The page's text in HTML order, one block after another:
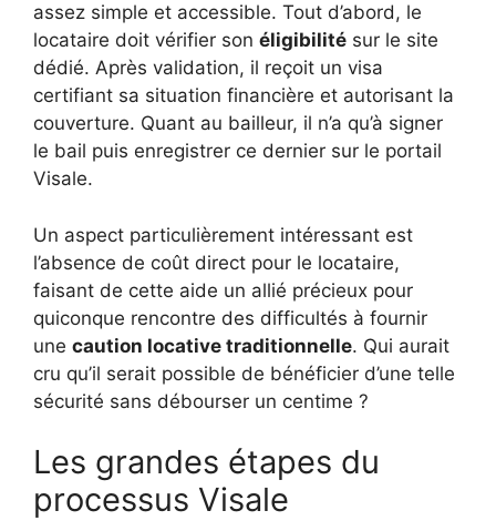
assez simple et accessible. Tout d’abord, le
locataire doit vérifier son éligibilité sur le site
dédié. Après validation, il reçoit un visa
certifiant sa situation financière et autorisant la
couverture. Quant au bailleur, il n’a qu’à signer
le bail puis enregistrer ce dernier sur le portail
Visale.
Un aspect particulièrement intéressant est
l’absence de coût direct pour le locataire,
faisant de cette aide un allié précieux pour
quiconque rencontre des difficultés à fournir
une caution locative traditionnelle. Qui aurait
cru qu’il serait possible de bénéficier d’une telle
sécurité sans débourser un centime ?
Les grandes étapes du
processus Visale